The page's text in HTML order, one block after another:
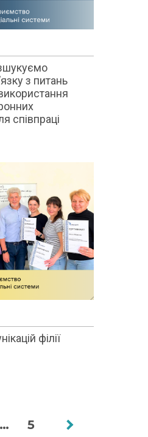
з питань
використання
співпраці
філії
… 5